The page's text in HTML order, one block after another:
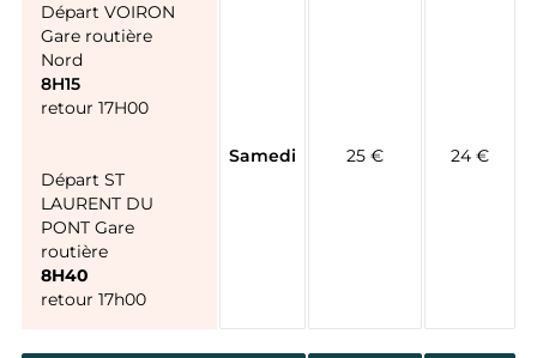
Départ VOIRON
Gare routière
Nord
8H15
retour 17H00
Départ ST
LAURENT DU
PONT Gare
routière
8H40
retour 17h00
Samedi 25 € 24 €